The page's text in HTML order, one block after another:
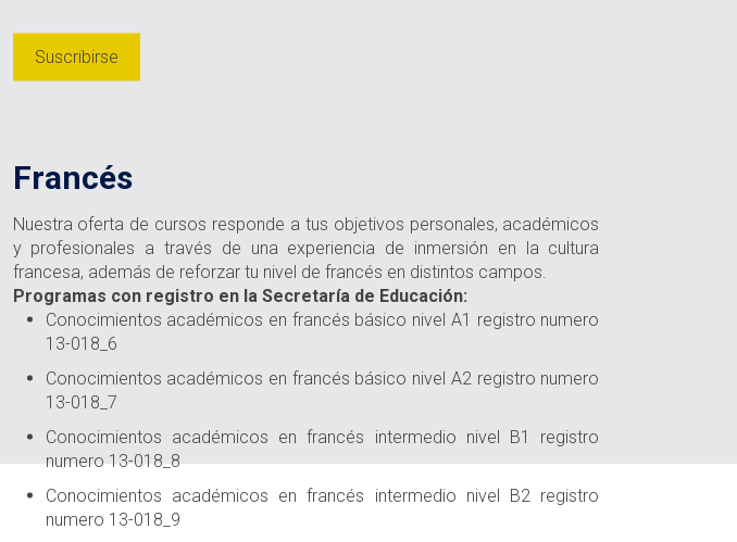
Suscribirse
Francés
Nuestra oferta de cursos responde a tus objetivos personales, académicos
y profesionales a través de una experiencia de inmersión en la cultura
francesa, además de reforzar tu nivel de francés en distintos campos.
Programas con registro en la Secretaría de Educación:
Conocimientos académicos en francés básico nivel A1 registro numero
13-018_6
Conocimientos académicos en francés básico nivel A2 registro numero
13-018_7
Conocimientos académicos en francés intermedio nivel B1 registro
numero 13-018_8
Conocimientos académicos en francés intermedio nivel B2 registro
numero 13-018_9